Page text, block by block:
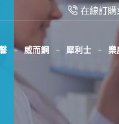
威而鋼 犀利士 樂